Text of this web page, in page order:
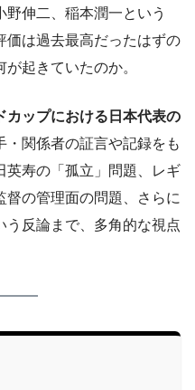
伸二、稲本潤一という
価は過去最高だったはずの
起きていたのか。
カップにおける日本代表の
・関係者の証言や記録をも
英寿の「孤立」問題、レギ
督の管理面の問題、さらに
う反論まで、多角的な視点